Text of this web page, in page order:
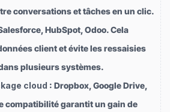
conversations et tâches en un clic.
HubSpot, Odoo. Cela
client et évite les ressaisies
plusieurs systèmes.
cloud : Dropbox, Google Drive,
compatibilité garantit un gain de